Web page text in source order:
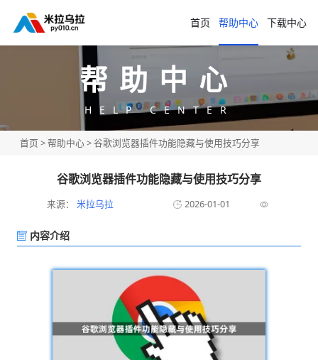
首页 帮助中心 下载中心
帮助中心
HELP CENTER
首页 >帮助中心> 谷歌浏览器插件功能隐藏与使用技巧分享
谷歌浏览器插件功能隐藏与使用技巧分享
来源： 米拉乌拉 2026-01-01
内容介绍